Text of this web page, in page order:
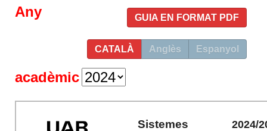
GUIA EN FORMAT PDF
CATALÀ Anglès Espanyol
Any
acadèmic
Sistemes
2024/